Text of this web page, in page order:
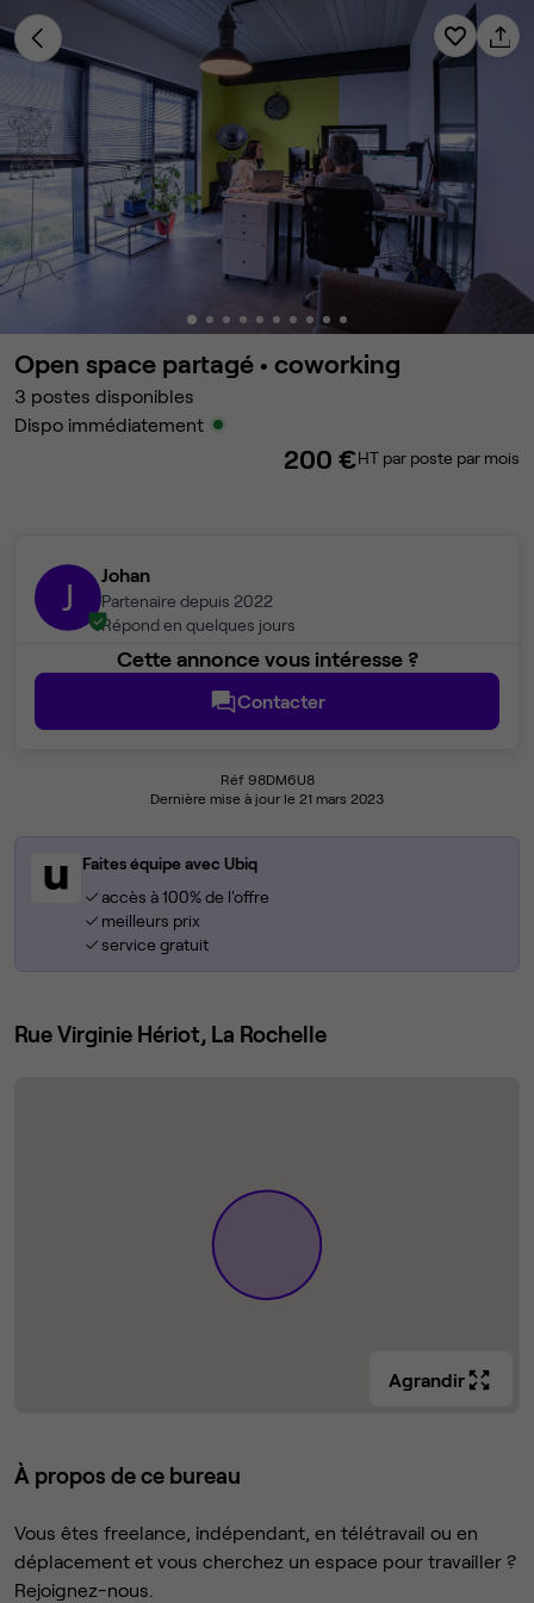
Open space partagé • coworking
3 postes disponibles
Dispo immédiatement
200 €HT par poste par mois
J Johan
Partenaire depuis 2022
Répond en quelques jours
Cette annonce vous intéresse ?
Contacter
Réf 98DM6U8
Dernière mise à jour le 21 mars 2023
Faites équipe avec Ubiq
accès à 100% de l'offre
meilleurs prix
service gratuit
Rue Virginie Hériot, La Rochelle
Agrandir
À propos de ce bureau
Vous êtes freelance, indépendant, en télétravail ou en
déplacement et vous cherchez un espace pour travailler ?
Rejoignez-nous.